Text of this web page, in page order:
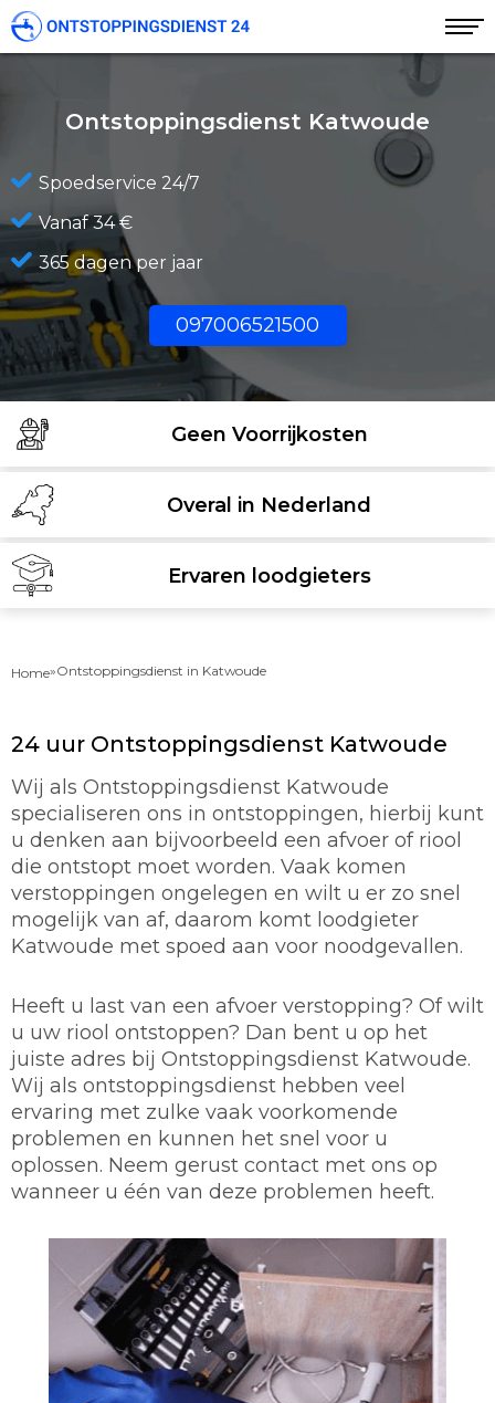
Ontstoppingsdienst Katwoude
Spoedservice 24/7
Vanaf 34 €
365 dagen per jaar
097006521500
Geen Voorrijkosten
Overal in Nederland
Ervaren loodgieters
Home»Ontstoppingsdienst in Katwoude
24 uur Ontstoppingsdienst Katwoude
Wij als Ontstoppingsdienst Katwoude
specialiseren ons in ontstoppingen, hierbij kunt
u denken aan bijvoorbeeld een afvoer of riool
die ontstopt moet worden. Vaak komen
verstoppingen ongelegen en wilt u er zo snel
mogelijk van af, daarom komt loodgieter
Katwoude met spoed aan voor noodgevallen.
Heeft u last van een afvoer verstopping? Of wilt
u uw riool ontstoppen? Dan bent u op het
juiste adres bij Ontstoppingsdienst Katwoude.
Wij als ontstoppingsdienst hebben veel
ervaring met zulke vaak voorkomende
problemen en kunnen het snel voor u
oplossen. Neem gerust contact met ons op
wanneer u één van deze problemen heeft.